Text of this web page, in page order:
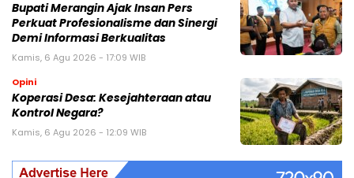
Bupati Merangin Ajak Insan Pers
Perkuat Profesionalisme dan Sinergi
Demi Informasi Berkualitas
Kamis, 6 Agu 2026 - 17:09 WIB
Opini
Koperasi Desa: Kesejahteraan atau
Kontrol Negara?
Kamis, 6 Agu 2026 - 12:09 WIB